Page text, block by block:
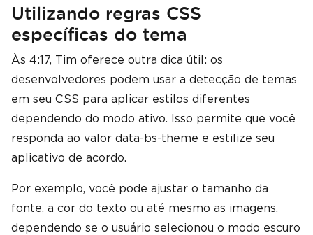
Utilizando regras CSS
específicas do tema
Às 4:17, Tim oferece outra dica útil: os
desenvolvedores podem usar a detecção de temas
em seu CSS para aplicar estilos diferentes
dependendo do modo ativo. Isso permite que você
responda ao valor data-bs-theme e estilize seu
aplicativo de acordo.
Por exemplo, você pode ajustar o tamanho da
fonte, a cor do texto ou até mesmo as imagens,
dependendo se o usuário selecionou o modo escuro